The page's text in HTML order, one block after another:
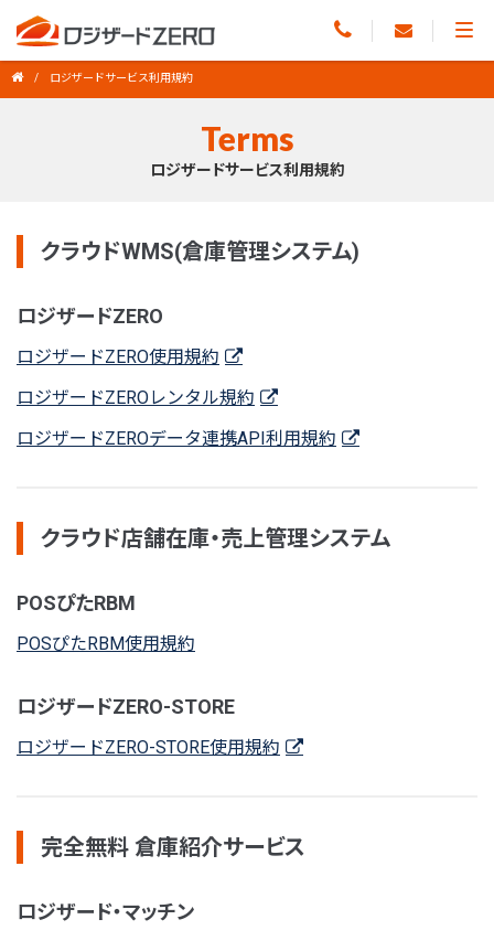
ロジザードサービス利用規約
Terms
ロジザードサービス利用規約
クラウドWMS(倉庫管理システム)
ロジザードZERO
ロジザードZERO使用規約
ロジザードZEROレンタル規約
ロジザードZEROデータ連携API利用規約
クラウド店舗在庫・売上管理システム
POSぴたRBM
POSぴたRBM使用規約
ロジザードZERO-STORE
ロジザードZERO-STORE使用規約
完全無料 倉庫紹介サービス
ロジザード・マッチン